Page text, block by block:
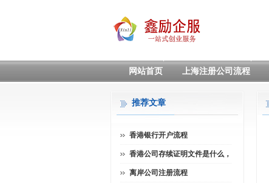
网站首页 上海注册公司流程
推荐文章
香港银行开户流程
香港公司存续证明文件是什么，
离岸公司注册流程